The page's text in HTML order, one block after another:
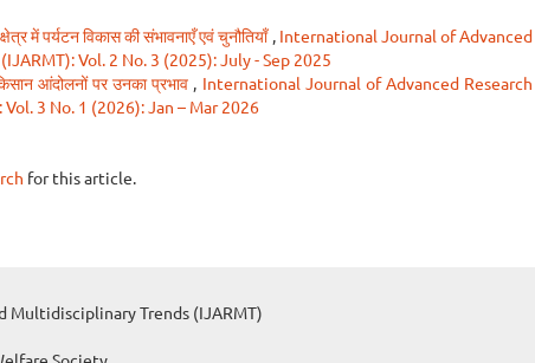
में पर्यटन विकास की संभावनाएँ एवं चुनौतियाँ , International Journal of Advanced
Vol. 2 No. 3 (2025): July - Sep 2025
आंदोलनों पर उनका प्रभाव , International Journal of Advanced Research
3 No. 1 (2026): Jan – Mar 2026
for this article.
Multidisciplinary Trends (IJARMT)